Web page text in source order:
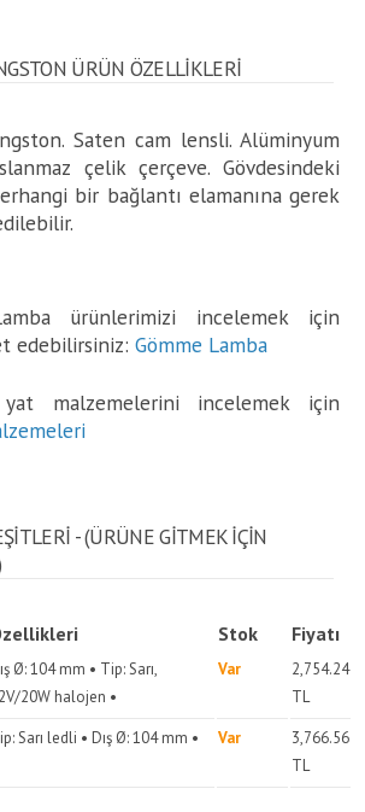
ÜRÜN ÖZELLİKLERİ
Saten cam lensli. Alüminyum
çelik çerçeve. Gövdesindeki
bir bağlantı elamanına gerek
ürünlerimizi incelemek için
edebilirsiniz:Gömme Lamba
malzemelerini incelemek için
- (ÜRÜNE GITMEK IÇIN
Stok Fiyatı
Ø: 104 mm • Tip: Sarı,
20W halojen •
Var
2,754.24
TL
Sarı ledli • Dış Ø: 104 mm • Var
3,766.56
TL